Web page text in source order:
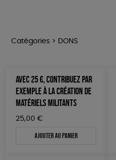
Catégories > DONS
OUTILS MILITANTS
TRACTS
POSTERS
L214 MAG
Par défaut
Popularité
Prix : du - cher au + cher
Prix : du + cher au - cher
Prix
Tous
100 € - 150 €
Mots clés
AVEC 25 €, CONTRIBUEZ PAR
EXEMPLE À LA CRÉATION DE
MATÉRIELS MILITANTS
25,00 €
Ajouter au panier